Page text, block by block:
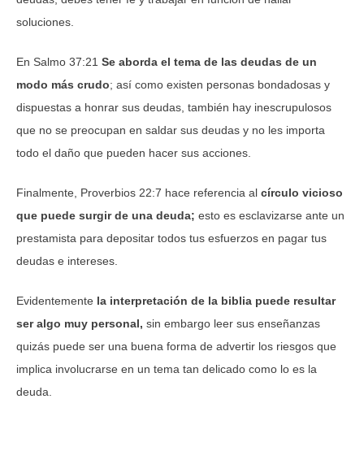
soluciones.
En Salmo 37:21 Se aborda el tema de las deudas de un
modo más crudo; así como existen personas bondadosas y
dispuestas a honrar sus deudas, también hay inescrupulosos
que no se preocupan en saldar sus deudas y no les importa
todo el daño que pueden hacer sus acciones.
Finalmente, Proverbios 22:7 hace referencia al círculo vicioso
que puede surgir de una deuda; esto es esclavizarse ante un
prestamista para depositar todos tus esfuerzos en pagar tus
deudas e intereses.
Evidentemente la interpretación de la biblia puede resultar
ser algo muy personal, sin embargo leer sus enseñanzas
quizás puede ser una buena forma de advertir los riesgos que
implica involucrarse en un tema tan delicado como lo es la
deuda.